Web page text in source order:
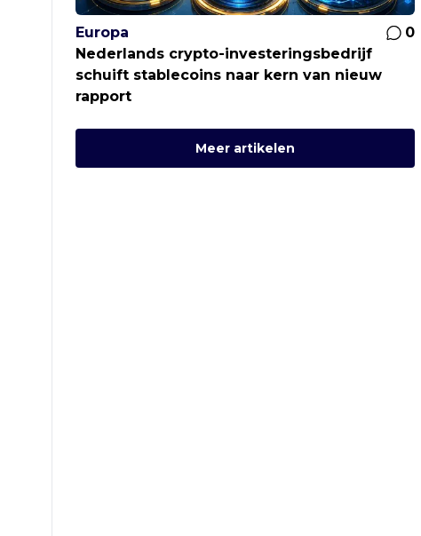
Europa
0
Nederlands crypto-investeringsbedrijf
schuift stablecoins naar kern van nieuw
rapport
Meer artikelen